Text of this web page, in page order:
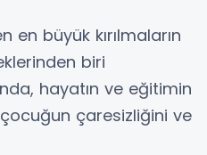
büyük kırılmaların
biri
hayatın ve eğitimin
çocuğun çaresizliğini ve